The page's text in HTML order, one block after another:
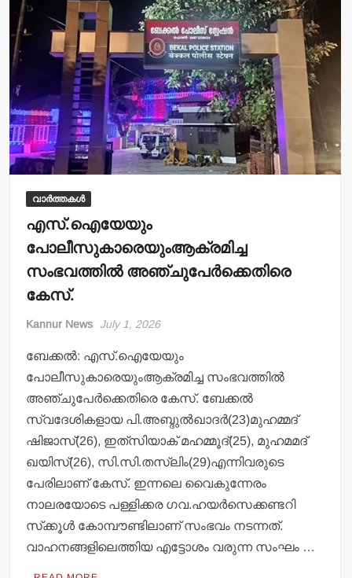
വാർത്തകൾ
എസ്.ഐയേയും
പോലീസുകാരെയുംആക്രമിച്ച
സംഭവത്തില്‍ അഞ്ചുപേര്‍ക്കെതിരെ
കേസ്.
Kannur News July 1, 2026
ബേക്കല്‍: എസ്.ഐയേയും
പോലീസുകാരെയുംആക്രമിച്ച സംഭവത്തില്‍
അഞ്ചുപേര്‍ക്കെതിരെ കേസ്. ബേക്കല്‍
സ്വദേശികളായ പി.അബ്ദുല്‍ഖാദര്‍(23)മുഹമ്മദ്
ഷിജാസ്(26), ഇത്‌സിയാക് മഹമ്മൂദ്(25), മുഹമമദ്
ഖയിസ്(26), സി.സി.തസ്ലിം(29)എന്നിവരുടെ
പേരിലാണ് കേസ്. ഇന്നലെ വൈകുന്നേരം
നാലരയോടെ പള്ളിക്കര ഗവ.ഹയര്‍സെക്കണ്ടറി
സ്‌ക്കൂള്‍ കോമ്പൗണ്ടിലാണ് സംഭവം നടന്നത്.
വാഹനങ്ങളിലെത്തിയ എട്ടോശം വരുന്ന സംഘം …